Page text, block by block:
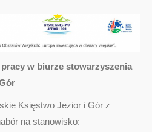
w biurze stowarzyszenia
Księstwo Jezior i Gór z
na stanowisko: